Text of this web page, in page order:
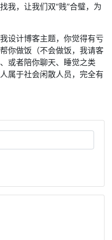
我，让我们双“贱”合璧，为
设计博客主题，你觉得有亏
你做饭（不会做饭，我请客
或者陪你聊天、睡觉之类
属于社会闲散人员，完全有